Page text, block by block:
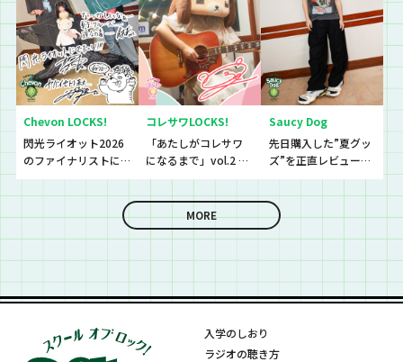
Chevon LOCKS!
閃光ライオット2026
のファイナリストに
思わず「なんであん
な上手いの？！」さ
コレサワLOCKS!
「あたしがコレサワ
になるまで」vol.2 開
催！！
Saucy Dog
先日購入した”夏グッ
ズ”を正直レビューし
ていきました！
MORE
入学のしおり
ラジオの聴き方